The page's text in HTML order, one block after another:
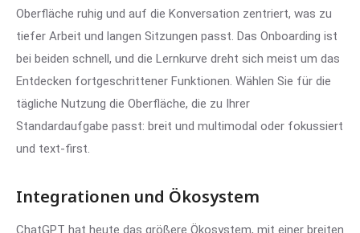
Oberfläche ruhig und auf die Konversation zentriert, was zu
tiefer Arbeit und langen Sitzungen passt. Das Onboarding ist
bei beiden schnell, und die Lernkurve dreht sich meist um das
Entdecken fortgeschrittener Funktionen. Wählen Sie für die
tägliche Nutzung die Oberfläche, die zu Ihrer
Standardaufgabe passt: breit und multimodal oder fokussiert
und text-first.
Integrationen und Ökosystem